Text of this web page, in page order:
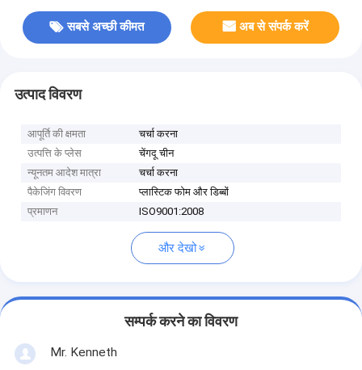
सबसे अच्छी कीमत अब से संपर्क करें
उत्पाद विवरण
आपूर्ति की क्षमता
चर्चा करना
उत्पत्ति के प्लेस
चेंगदू चीन
न्यूनतम आदेश मात्रा
चर्चा करना
पैकेजिंग विवरण
प्लास्टिक फोम और डिब्बों
प्रमाणन
ISO9001:2008
और देखो
सम्पर्क करने का विवरण
Mr. Kenneth